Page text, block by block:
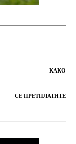
КАКО
СЕ ПРЕТПЛАТИТЕ